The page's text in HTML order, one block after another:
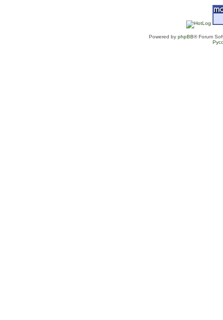
Powered by phpBB® Forum